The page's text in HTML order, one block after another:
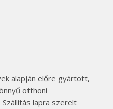
alapján előre gyártott,
otthoni
lapra szerelt